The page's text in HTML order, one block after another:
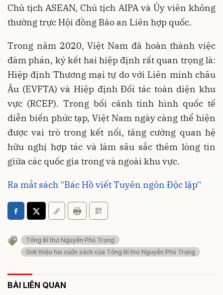
Chủ tịch ASEAN, Chủ tịch AIPA và Ủy viên không
thường trực Hội đồng Bảo an Liên hợp quốc.
Trong năm 2020, Việt Nam đã hoàn thành việc
đàm phán, ký kết hai hiệp định rất quan trọng là:
Hiệp định Thương mại tự do với Liên minh châu
Âu (EVFTA) và Hiệp định Đối tác toàn diện khu
vực (RCEP). Trong bối cảnh tình hình quốc tế
diễn biến phức tạp, Việt Nam ngày càng thể hiện
được vai trò trong kết nối, tăng cường quan hệ
hữu nghị hợp tác và làm sâu sắc thêm lòng tin
giữa các quốc gia trong và ngoài khu vực.
Ra mắt sách ''Bác Hồ viết Tuyên ngôn Độc lập''
Tổng Bí thư Nguyễn Phú Trọng
Giới thiệu hai cuốn sách của Tổng Bí thư Nguyễn Phú Trọng
BÀI LIÊN QUAN